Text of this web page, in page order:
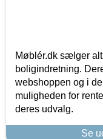
Møblér.dk sælger
boligindretning.
webshoppen og i
muligheden for
deres udvalg.
Se